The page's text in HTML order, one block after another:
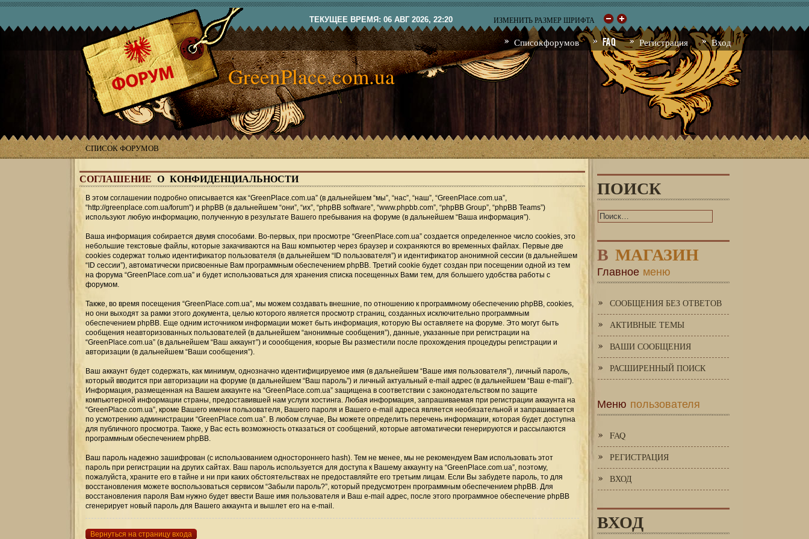
ТЕКУЩЕЕ ВРЕМЯ: 06 АВГ 2026, 22:20 ИЗМЕНИТЬ РАЗМЕР ШРИФТА
Список форумов FAQ Регистрация Вход
GreenPlace.com.ua
СПИСОК ФОРУМОВ
СОГЛАШЕНИЕ О КОНФИДЕНЦИАЛЬНОСТИ
В этом соглашении подробно описывается как “GreenPlace.com.ua” (в дальнейшем “мы”, “нас”, “наш”, “GreenPlace.com.ua”,
“http://greenplace.com.ua/forum”) и phpBB (в дальнейшем “они”, “их”, “phpBB software”, “www.phpbb.com”, “phpBB Group”, “phpBB Teams”)
используют любую информацию, полученную в результате Вашего пребывания на форуме (в дальнейшем “Ваша информация”).
Ваша информация собирается двумя способами. Во-первых, при просмотре “GreenPlace.com.ua” создается определенное число cookies, это
небольшие текстовые файлы, которые закачиваются на Ваш компьютер через браузер и сохраняются во временных файлах. Первые две
cookies содержат только идентификатор пользователя (в дальнейшем “ID пользователя”) и идентификатор анонимной сессии (в дальнейшем
“ID сессии”), автоматически присвоенные Вам программным обеспечением phpBB. Третий cookie будет создан при посещении одной из тем
на форума “GreenPlace.com.ua” и будет использоваться для хранения списка посещенных Вами тем, для большего удобства работы с
форумом.
Также, во время посещения “GreenPlace.com.ua”, мы можем создавать внешние, по отношению к программному обеспечению phpBB, cookies,
но они выходят за рамки этого документа, целью которого является просмотр страниц, созданных исключительно программным
обеспечением phpBB. Еще одним источником информации может быть информация, которую Вы оставляете на форуме. Это могут быть
сообщения неавторизованных пользователей (в дальнейшем “анонимные сообщения”), данные, указанные при регистрации на
“GreenPlace.com.ua” (в дальнейшем “Ваш аккаунт”) и соообщения, коорые Вы разместили после прохождения процедуры регистрации и
авторизации (в дальнейшем “Ваши сообщения”).
Ваш аккаунт будет содержать, как минимум, однозначно идентифицируемое имя (в дальнейшем “Ваше имя пользователя”), личный пароль,
который вводится при авторизации на форуме (в дальнейшем “Ваш пароль”) и личный актуальный e-mail адрес (в дальнейшем “Ваш e-mail”).
Информация, размещенная на Вашем аккаунте на “GreenPlace.com.ua” защищена в соответствии с законодательством по защите
компьютерной информации страны, предоставившей нам услуги хостинга. Любая информация, запрашиваемая при регистрации аккаунта на
“GreenPlace.com.ua”, кроме Вашего имени пользователя, Вашего пароля и Вашего e-mail адреса является необязательной и запрашивается
по усмотрению администрации “GreenPlace.com.ua”. В любом случае, Вы можете определить перечень информации, которая будет доступна
для публичного просмотра. Также, у Вас есть возможность отказаться от сообщений, которые автоматически генерируются и рассылаются
программным обеспечением phpBB.
Ваш пароль надежно зашифрован (с использованием одностороннего hash). Тем не менее, мы не рекомендуем Вам использовать этот
пароль при регистрации на других сайтах. Ваш пароль используется для доступа к Вашему аккаунту на “GreenPlace.com.ua”, поэтому,
пожалуйста, храните его в тайне и ни при каких обстоятельствах не предоставляйте его третьим лицам. Если Вы забудете пароль, то для
восстановления можете воспользоваться сервисом “Забыли пароль?”, который предусмотрен программным обеспечением phpBB. Для
восстановления пароля Вам нужно будет ввести Ваше имя пользователя и Ваш e-mail адрес, после этого программное обеспечение phpBB
сгенерирует новый пароль для Вашего аккаунта и вышлет его на e-mail.
Вернуться на страницу входа
ПОИСК
В МАГАЗИН
Главное меню
СООБЩЕНИЯ БЕЗ ОТВЕТОВ
АКТИВНЫЕ ТЕМЫ
ВАШИ СООБЩЕНИЯ
РАСШИРЕННЫЙ ПОИСК
Меню пользователя
FAQ
РЕГИСТРАЦИЯ
ВХОД
ВХОД